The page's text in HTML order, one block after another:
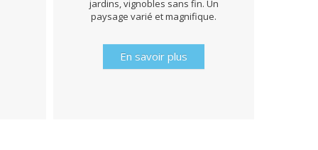
jardins, vignobles sans fin. Un
paysage varié et magnifique.
En savoir plus